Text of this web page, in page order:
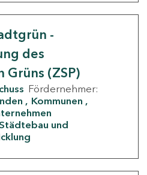
-
des
Grüns (ZSP)
Fördernehmer:
Kommunen
und